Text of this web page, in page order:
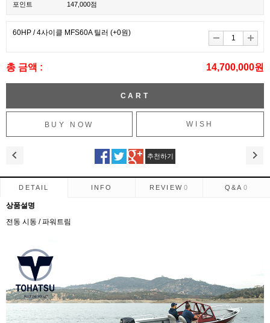
포인트 147,000점
60HP / 4사이클 MFS60A 틸러 (+0원)
총 금액 : 14,700,000원
WISH
추천하기